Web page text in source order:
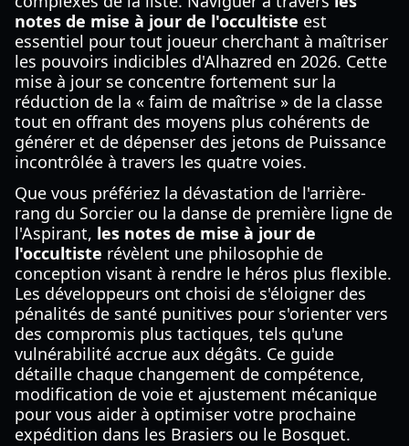
notes de mise à jour de l'occultiste est
essentiel pour tout joueur cherchant à maîtriser
les pouvoirs indicibles d'Alhazred en 2026. Cette
mise à jour se concentre fortement sur la
réduction de la « faim de maîtrise » de la classe
tout en offrant des moyens plus cohérents de
générer et de dépenser des jetons de Puissance
incontrôlée à travers les quatre voies.
Que vous préfériez la dévastation de l'arrière-
rang du Sorcier ou la danse de première ligne de
l'Aspirant, les notes de mise à jour de
l'occultiste révèlent une philosophie de
conception visant à rendre le héros plus flexible.
Les développeurs ont choisi de s'éloigner des
pénalités de santé punitives pour s'orienter vers
des compromis plus tactiques, tels qu'une
vulnérabilité accrue aux dégâts. Ce guide
détaille chaque changement de compétence,
modification de voie et ajustement mécanique
pour vous aider à optimiser votre prochaine
expédition dans les Brasiers ou le Bosquet.